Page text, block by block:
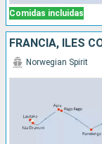
Comidas incluidas
Norwegian Spirit